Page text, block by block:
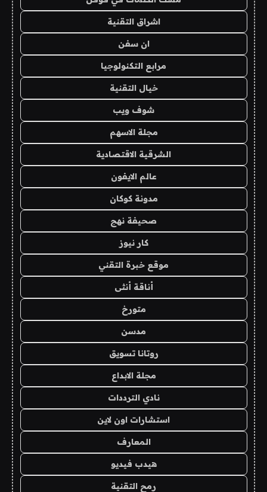
اشراق التقنية
ان سفن
مرابع التكنولوجيا
خيال التقنية
شوف ويب
مجلة الاسهم
الشرقية الاقتصادية
عالم الايفون
مدونة كوكان
صحيفة نهج
كار نيوز
موقع خبرة التقني
أناقة أنثى
متورخ
مدسن
روتانا تسويق
مجلة الابداع
نادي الترددات
استشارات اون لاين
المعارف
هيدب فيديو
رمح التقنية